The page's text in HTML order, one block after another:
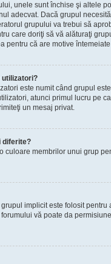
unele sunt închise şi altele
adecvat. Dacă grupul
grupului va trebui să
care doriţi să vă alăturaţi
pentru că are motive
utilizatori?
este numit când grupul
atunci primul lucru pe
un mesaj privat.
diferite?
culoare membrilor unui grup
implicit este folosit
vă poate da